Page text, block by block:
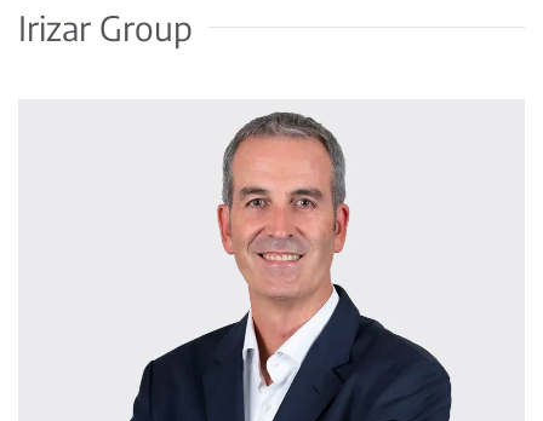
Irizar Group